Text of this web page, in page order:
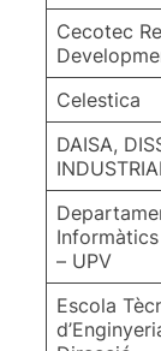
Cecotec
Celestica
DAISA,
– UPV
Escola